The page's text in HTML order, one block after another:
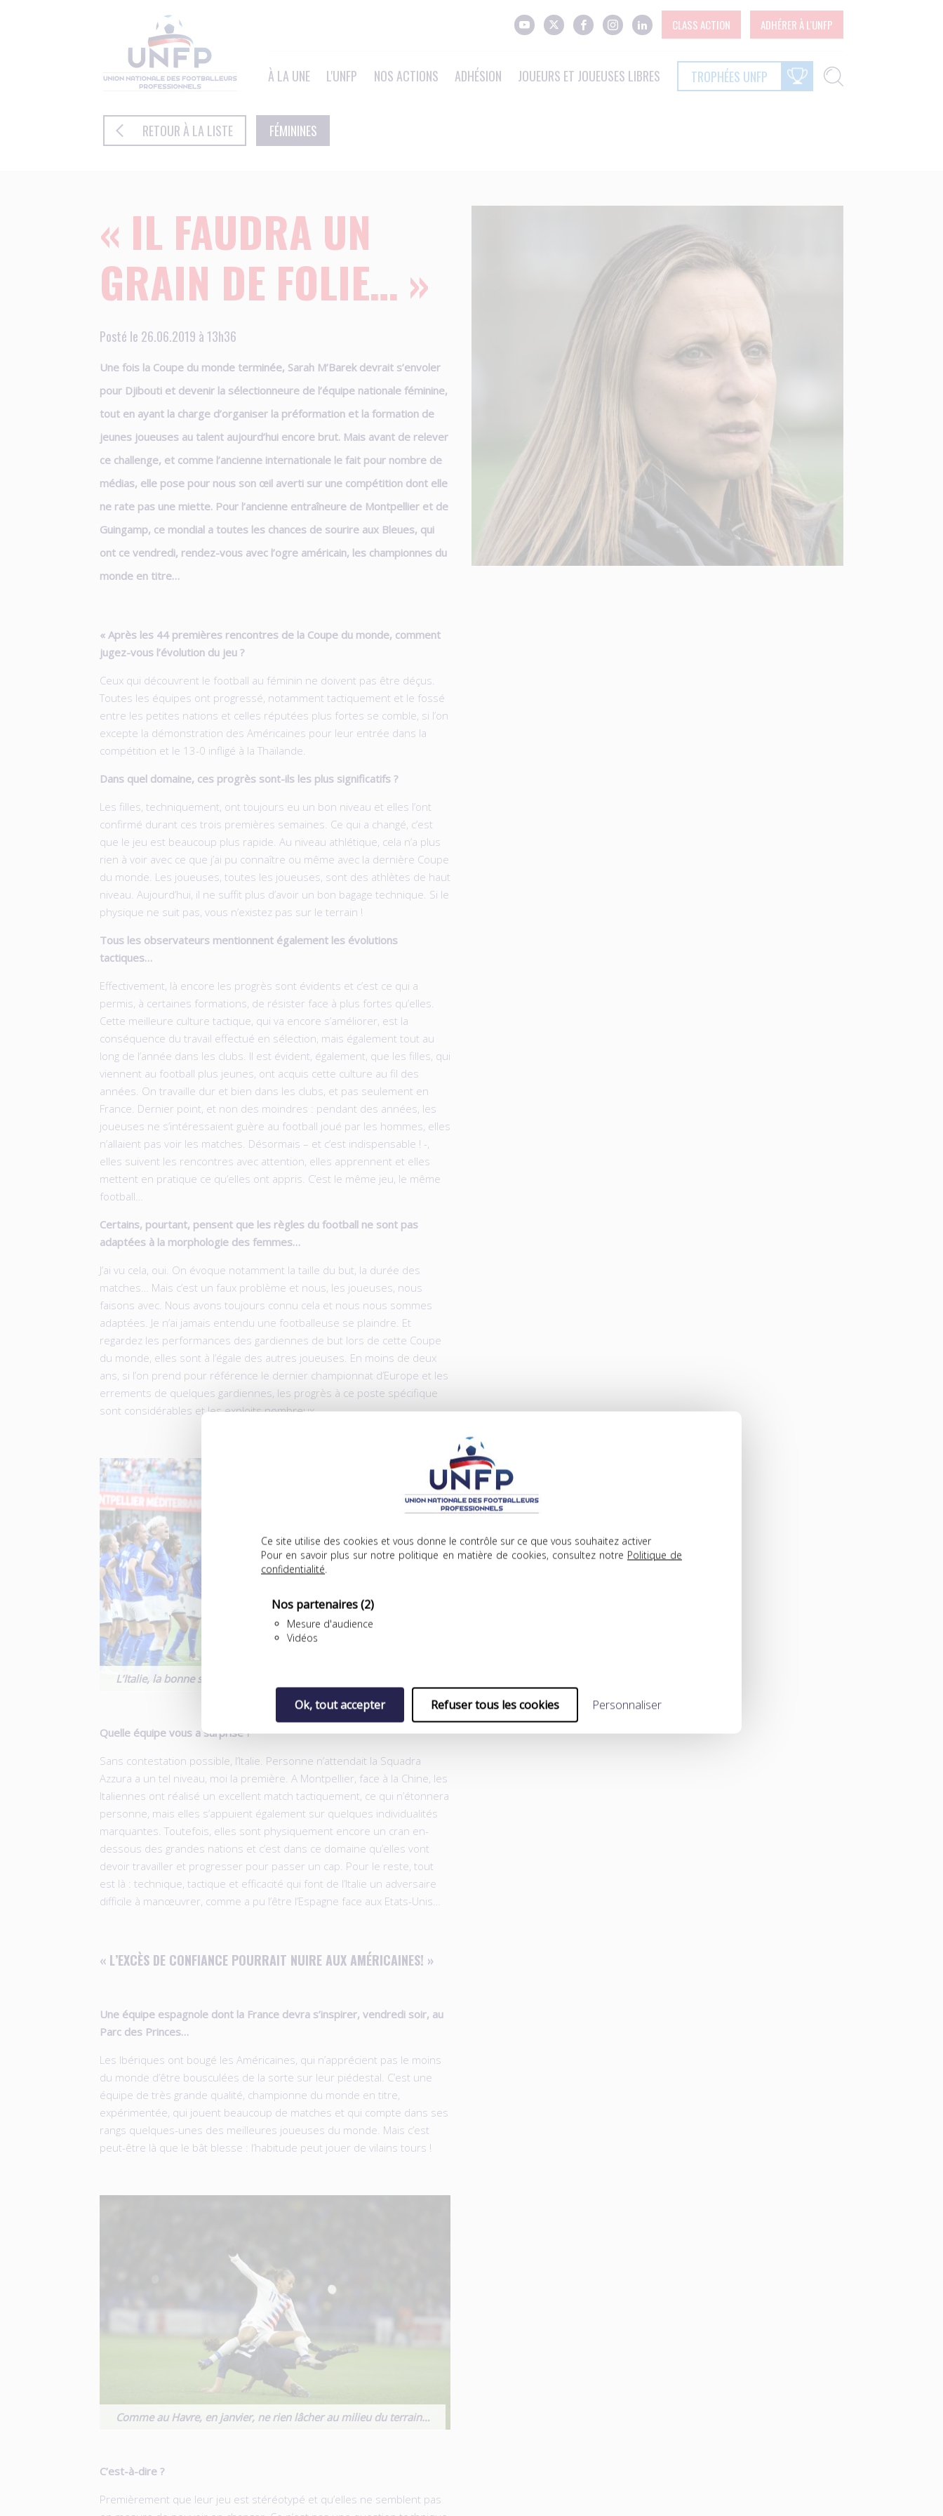
Ce site utilise des cookies et vous donne le contrôle sur ce que vous souhaitez activer
Pour en savoir plus sur notre politique en matière de cookies, consultez notre Politique de
confidentialité.
Nos partenaires(2)
Mesure d'audience
Vidéos
Ok, tout accepter Refuser tous les cookies Personnaliser
CLASS ACTION ADHÉRER À L'UNFP
À LA UNE L'UNFP NOS ACTIONS ADHÉSION JOUEURS ET JOUEUSES LIBRES TROPHÉES UNFP
RETOUR À LA LISTE FÉMININES
« IL FAUDRA UN
GRAIN DE FOLIE… »
Posté le 26.06.2019 à 13h36
Une fois la Coupe du monde terminée, Sarah M’Barek devrait s’envoler
pour Djibouti et devenir la sélectionneure de l’équipe nationale féminine,
tout en ayant la charge d’organiser la préformation et la formation de
jeunes joueuses au talent aujourd’hui encore brut. Mais avant de relever
ce challenge, et comme l’ancienne internationale le fait pour nombre de
médias, elle pose pour nous son œil averti sur une compétition dont elle
ne rate pas une miette. Pour l’ancienne entraîneure de Montpellier et de
Guingamp, ce mondial a toutes les chances de sourire aux Bleues, qui
ont ce vendredi, rendez-vous avec l’ogre américain, les championnes du
monde en titre…
« Après les 44 premières rencontres de la Coupe du monde, comment
jugez-vous l’évolution du jeu ?
Ceux qui découvrent le football au féminin ne doivent pas être déçus.
Toutes les équipes ont progressé, notamment tactiquement et le fossé
entre les petites nations et celles réputées plus fortes se comble, si l’on
excepte la démonstration des Américaines pour leur entrée dans la
compétition et le 13-0 infligé à la Thaïlande.
Dans quel domaine, ces progrès sont-ils les plus significatifs ?
Les filles, techniquement, ont toujours eu un bon niveau et elles l’ont
confirmé durant ces trois premières semaines. Ce qui a changé, c’est
que le jeu est beaucoup plus rapide. Au niveau athlétique, cela n’a plus
rien à voir avec ce que j’ai pu connaître ou même avec la dernière Coupe
du monde. Les joueuses, toutes les joueuses, sont des athlètes de haut
niveau. Aujourd’hui, il ne suffit plus d’avoir un bon bagage technique. Si le
physique ne suit pas, vous n’existez pas sur le terrain !
Tous les observateurs mentionnent également les évolutions
tactiques…
Effectivement, là encore les progrès sont évidents et c’est ce qui a
permis, à certaines formations, de résister face à plus fortes qu’elles.
Cette meilleure culture tactique, qui va encore s’améliorer, est la
conséquence du travail effectué en sélection, mais également tout au
long de l’année dans les clubs. Il est évident, également, que les filles, qui
viennent au football plus jeunes, ont acquis cette culture au fil des
années. On travaille dur et bien dans les clubs, et pas seulement en
France. Dernier point, et non des moindres : pendant des années, les
joueuses ne s’intéressaient guère au football joué par les hommes, elles
n’allaient pas voir les matches. Désormais – et c’est indispensable ! -,
elles suivent les rencontres avec attention, elles apprennent et elles
mettent en pratique ce qu’elles ont appris. C’est le même jeu, le même
football…
Certains, pourtant, pensent que les règles du football ne sont pas
adaptées à la morphologie des femmes…
J’ai vu cela, oui. On évoque notamment la taille du but, la durée des
matches… Mais c’est un faux problème et nous, les joueuses, nous
faisons avec. Nous avons toujours connu cela et nous nous sommes
adaptées. Je n’ai jamais entendu une footballeuse se plaindre. Et
regardez les performances des gardiennes de but lors de cette Coupe
du monde, elles sont à l’égale des autres joueuses. En moins de deux
ans, si l’on prend pour référence le dernier championnat d’Europe et les
errements de quelques gardiennes, les progrès à ce poste spécifique
sont considérables et les exploits nombreux.
L’Italie, la bonne surprise de cette Coupe du monde…
Quelle équipe vous a surprise ?
Sans contestation possible, l’Italie. Personne n’attendait la Squadra
Azzura a un tel niveau, moi la première. A Montpellier, face à la Chine, les
Italiennes ont réalisé un excellent match tactiquement, ce qui n’étonnera
personne, mais elles s’appuient également sur quelques individualités
marquantes. Toutefois, elles sont physiquement encore un cran en-
dessous des grandes nations et c’est dans ce domaine qu’elles vont
devoir travailler et progresser pour passer un cap. Pour le reste, tout
est là : technique, tactique et efficacité qui font de l’Italie un adversaire
difficile à manœuvrer, comme a pu l’être l’Espagne face aux Etats-Unis…
« L’EXCÈS DE CONFIANCE POURRAIT NUIRE AUX AMÉRICAINES! »
Une équipe espagnole dont la France devra s’inspirer, vendredi soir, au
Parc des Princes…
Les Ibériques ont bougé les Américaines, qui n’apprécient pas le moins
du monde d’être bousculées de la sorte sur leur piédestal. C’est une
équipe de très grande qualité, championne du monde en titre,
expérimentée, qui jouent beaucoup de matches et qui compte dans ses
rangs quelques-unes des meilleures joueuses du monde. Mais c’est
peut-être là que le bât blesse : l’habitude peut jouer de vilains tours !
Comme au Havre, en janvier, ne rien lâcher au milieu du terrain…
C’est-à-dire ?
Premièrement que leur jeu est stéréotypé et qu’elles ne semblent pas